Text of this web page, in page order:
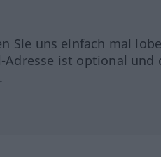
Sie uns einfach mal
Adresse ist optional und